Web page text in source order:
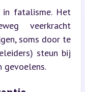
fatalisme. Het
veerkracht
soms door te
steun bij
gevoelens.